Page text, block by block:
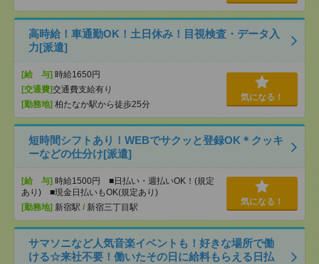
高時給！車通勤OK！土日休み！目視検査・データ入
力[派遣]
[給 与] 時給1650円
[交通費]交通費支給有り
[勤務地] 柏たなか駅から徒歩25分
気になる！
短時間シフトあり！WEBでサクッと登録OK＊クッキ
ーなどの仕分け[派遣]
[給 与] 時給1500円 ■日払い・週払いOK！(規定
あり) ■現金日払いもOK(規定あり)
[勤務地] 新宿駅 / 新宿三丁目駅
気になる！
サマソニなど人気音楽イベントも！好きな場所で働
ける☆来社不要！働いたその日に給料もらえる日払